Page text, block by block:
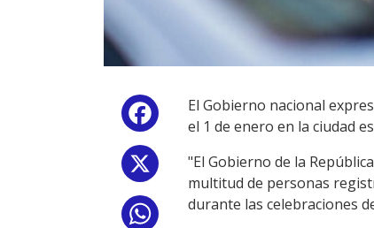
Facebook
El Gobierno nacional
el 1 de enero en la ciudad
"El Gobierno de la
multitud de personas
durante las celebraciones